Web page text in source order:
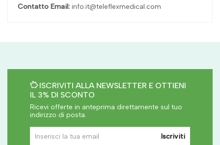
Contatto Email: info.it@teleflexmedical.com
ISCRIVITI ALLA NEWSLETTER E OTTIENI
IL 3% DI SCONTO
Ricevi offerte in anteprima direttamente sul tuo
indirizzo di posta.
Iscriviti